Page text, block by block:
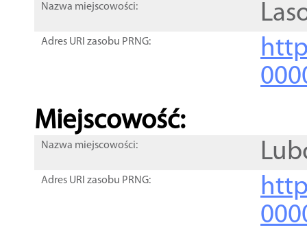
Nazwa miejscowości:
Adres URI zasobu PRNG:
Miejscowość:
Nazwa miejscowości:
Adres URI zasobu PRNG: